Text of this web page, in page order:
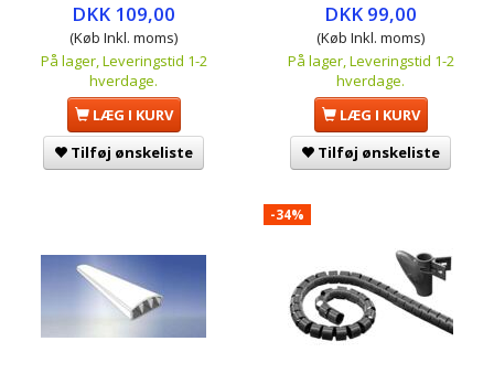
DKK 109,00
(Køb Inkl. moms)
På lager, Leveringstid 1-2
hverdage.
LÆG I KURV
Tilføj ønskeliste
DKK 99,00
(Køb Inkl. moms)
På lager, Leveringstid 1-2
hverdage.
LÆG I KURV
Tilføj ønskeliste
-34%